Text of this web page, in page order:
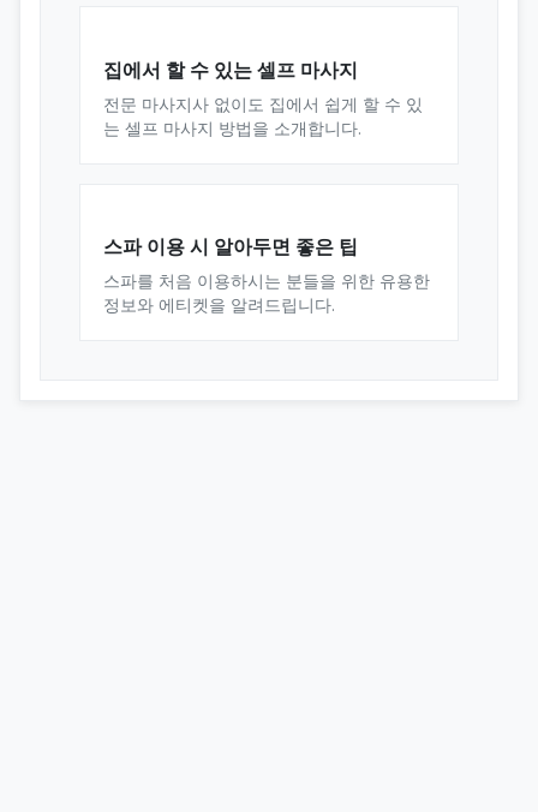
집에서 할 수 있는 셀프 마사지
전문 마사지사 없이도 집에서 쉽게 할 수 있
는 셀프 마사지 방법을 소개합니다.
스파 이용 시 알아두면 좋은 팁
스파를 처음 이용하시는 분들을 위한 유용한
정보와 에티켓을 알려드립니다.